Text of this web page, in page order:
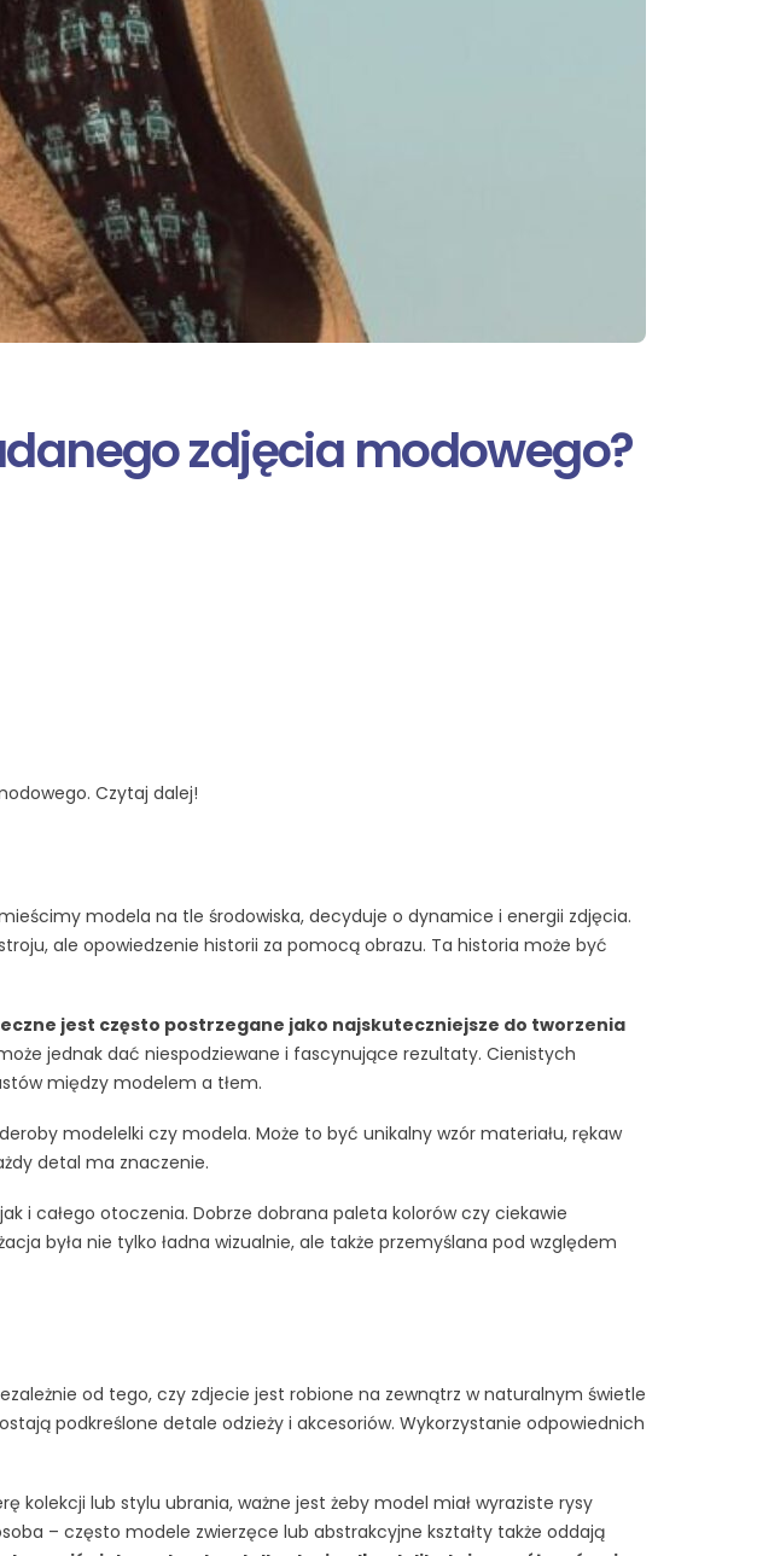
zdjęcia modowego?
Czytaj dalej!
modela na tle środowiska, decyduje o dynamice i energii zdjęcia.
ale opowiedzenie historii za pomocą obrazu. Ta historia może być
jest często postrzegane jako najskuteczniejsze do tworzenia
jednak dać niespodziewane i fascynujące rezultaty. Cienistych
między modelem a tłem.
modelelki czy modela. Może to być unikalny wzór materiału, rękaw
detal ma znaczenie.
i całego otoczenia. Dobrze dobrana paleta kolorów czy ciekawie
była nie tylko ładna wizualnie, ale także przemyślana pod względem
od tego, czy zdjecie jest robione na zewnątrz w naturalnym świetle
podkreślone detale odzieży i akcesoriów. Wykorzystanie odpowiednich
kolekcji lub stylu ubrania, ważne jest żeby model miał wyraziste rysy
– często modele zwierzęce lub abstrakcyjne kształty także oddają